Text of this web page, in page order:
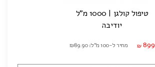
טיפול קולגן | 1000 מ"ל
יודיבה
₪ 899 מחיר ל-100 מ"ל: ₪89.90